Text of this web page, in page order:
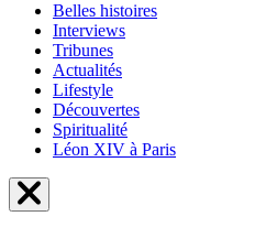
Belles histoires
Interviews
Tribunes
Actualités
Lifestyle
Découvertes
Spiritualité
Léon XIV à Paris